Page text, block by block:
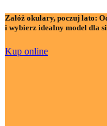
Załóż okulary, poczuj lato:
i wybierz idealny model dla
Kup online